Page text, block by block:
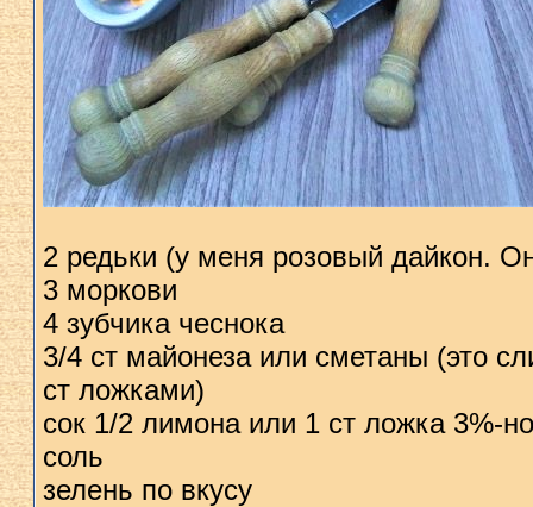
2 редьки (у меня розовый дайкон.
3 моркови
4 зубчика чеснока
3/4 ст майонеза или сметаны (это
ст ложками)
сок 1/2 лимона или 1 ст ложка 3%-
соль
зелень по вкусу